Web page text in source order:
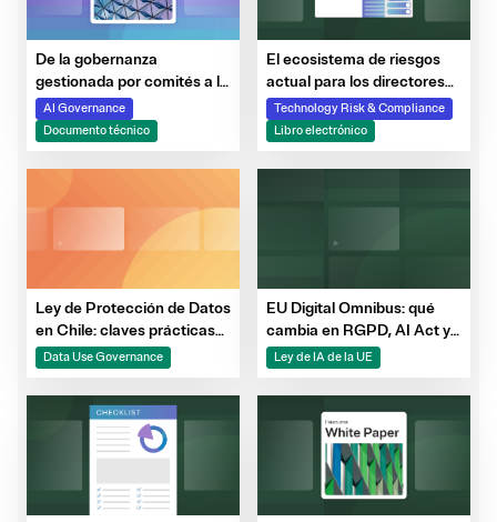
De la gobernanza
gestionada por comités a la
gobernanza desde el diseño
AI Governance
Documento técnico
El ecosistema de riesgos
actual para los directores
de seguridad de la
información: IA, terceros,
partes ulteriores y mucho
más
Technology Risk & Compliance
Libro electrónico
Ley de Protección de Datos
en Chile: claves prácticas
para estar listos a tiempo
Data Use Governance
EU Digital Omnibus: qué
cambia en RGPD, AI Act y
ePrivacy
Ley de IA de la UE